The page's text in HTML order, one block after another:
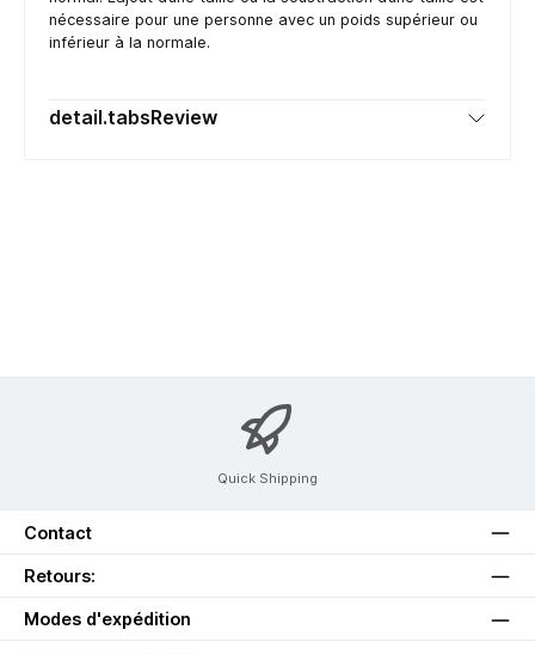
nécessaire pour une personne avec un poids supérieur ou
inférieur à la normale.
detail.tabsReview
Quick Shipping
Contact
Retours:
Modes d'expédition